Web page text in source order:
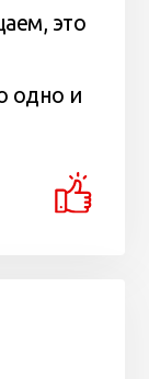
это
одно и